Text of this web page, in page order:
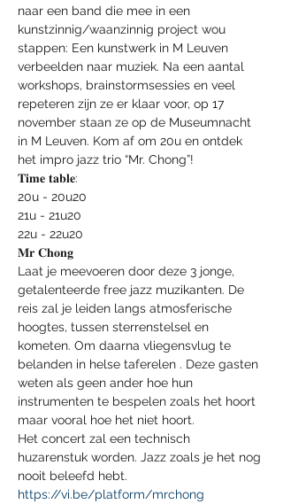
naar een band die mee in een
kunstzinnig/waanzinnig project wou
stappen: Een kunstwerk in M Leuven
verbeelden naar muziek. Na een aantal
workshops, brainstormsessies en veel
repeteren zijn ze er klaar voor, op 17
november staan ze op de Museumnacht
in M Leuven. Kom af om 20u en ontdek
het impro jazz trio “Mr. Chong”!
𝐓𝐢𝐦𝐞 𝐭𝐚𝐛𝐥𝐞:
20u - 20u20
21u - 21u20
22u - 22u20
𝐌𝐫 𝐂𝐡𝐨𝐧𝐠
Laat je meevoeren door deze 3 jonge,
getalenteerde free jazz muzikanten. De
reis zal je leiden langs atmosferische
hoogtes, tussen sterrenstelsel en
kometen. Om daarna vliegensvlug te
belanden in helse taferelen . Deze gasten
weten als geen ander hoe hun
instrumenten te bespelen zoals het hoort
maar vooral hoe het niet hoort.
Het concert zal een technisch
huzarenstuk worden. Jazz zoals je het nog
nooit beleefd hebt.
https://vi.be/platform/mrchong